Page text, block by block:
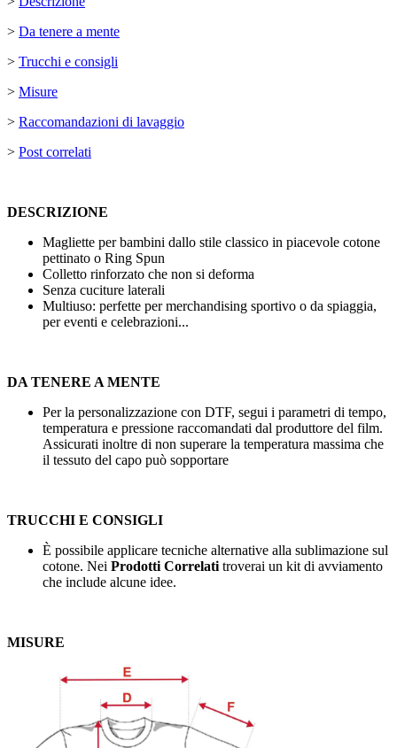
> Da tenere a mente
> Trucchi e consigli
> Misure
> Raccomandazioni di lavaggio
> Post correlati
DESCRIZIONE
Magliette per bambini dallo stile classico in piacevole cotone
pettinato o Ring Spun
Colletto rinforzato che non si deforma
Senza cuciture laterali
Multiuso: perfette per merchandising sportivo o da spiaggia,
per eventi e celebrazioni...
DA TENERE A MENTE
Per la personalizzazione con DTF, segui i parametri di tempo,
temperatura e pressione raccomandati dal produttore del film.
Assicurati inoltre di non superare la temperatura massima che
il tessuto del capo può sopportare
TRUCCHI E CONSIGLI
È possibile applicare tecniche alternative alla sublimazione sul
cotone. Nei Prodotti Correlatitroverai un kit di avviamento
che include alcune idee.
MISURE